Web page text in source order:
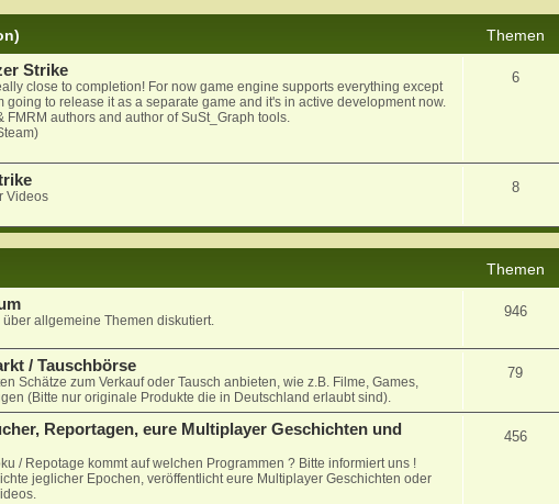
Themen
Strike
close to completion! For now game engine supports everything except
going to release it as a separate game and it's in active development now.
FMRM authors and author of SuSt_Graph tools.
6
Videos
8
Themen
über allgemeine Themen diskutiert.
946
/ Tauschbörse
Schätze zum Verkauf oder Tausch anbieten, wie z.B. Filme, Games,
(Bitte nur originale Produkte die in Deutschland erlaubt sind).
79
Reportagen, eure Multiplayer Geschichten und
/ Repotage kommt auf welchen Programmen ? Bitte informiert uns !
jeglicher Epochen, veröffentlicht eure Multiplayer Geschichten oder
456